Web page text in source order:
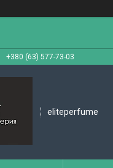
+380 (63) 577-73-03
eliteperfume